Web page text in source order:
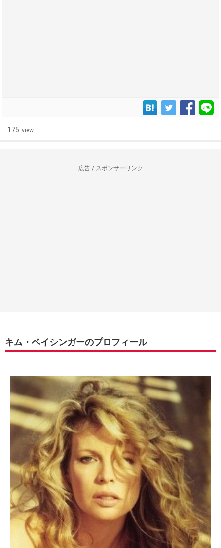
------------------------------------------------------------------
175 view
広告 / スポンサーリンク
キム・ベイシンガーのプロフィール